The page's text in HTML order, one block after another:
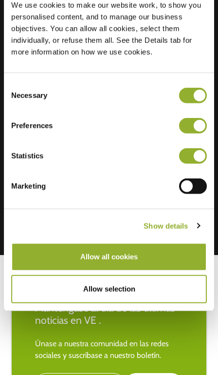
We use cookies to make our website work, to show you
personalised content, and to manage our business
objectives. You can allow all cookies, select them
individually, or refuse them all. See the Details tab for
more information on how we use cookies.
Selection
Necessary
Preferences
Statistics
Marketing
Show details
Allow all cookies
Allow selection
Ubicación
Van de Spiegelstraat
52
4461 LM Goes
Países Bajos
Manténgase al día de las últimas
noticias en VE .
Únase a nuestra comunidad en las redes
sociales y suscríbase a nuestro boletín.